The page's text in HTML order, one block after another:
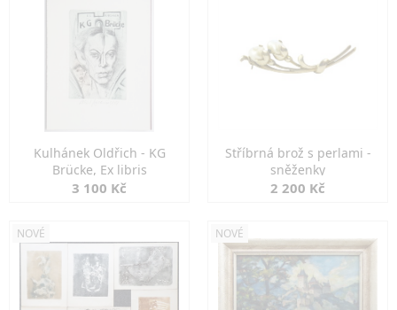
Kulhánek Oldřich - KG
Brücke, Ex libris
3 100 Kč
Stříbrná brož s perlami -
sněženky
2 200 Kč
NOVÉ NOVÉ